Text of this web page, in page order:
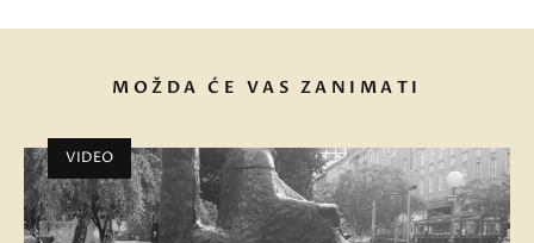
MOŽDA ĆE VAS ZANIMATI
VIDEO